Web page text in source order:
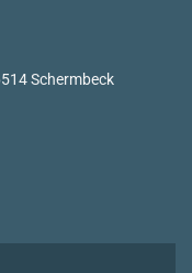
Schermbeck